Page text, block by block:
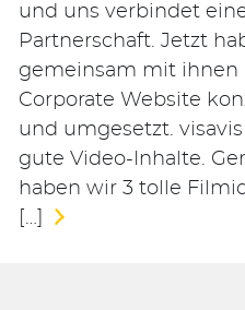
und uns verbindet
Partnerschaft. Jetzt
gemeinsam mit ihnen
Corporate Website
und umgesetzt.
gute Video-Inhalte.
haben wir 3 tolle
[…]